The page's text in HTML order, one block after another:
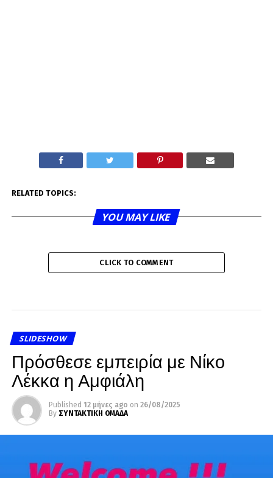
RELATED TOPICS:
YOU MAY LIKE
CLICK TO COMMENT
SLIDESHOW
Πρόσθεσε εμπειρία με Νίκο
Λέκκα η Αμφιάλη
Published 12 μήνες ago on 26/08/2025
By ΣΥΝΤΑΚΤΙΚΗ ΟΜΑΔΑ